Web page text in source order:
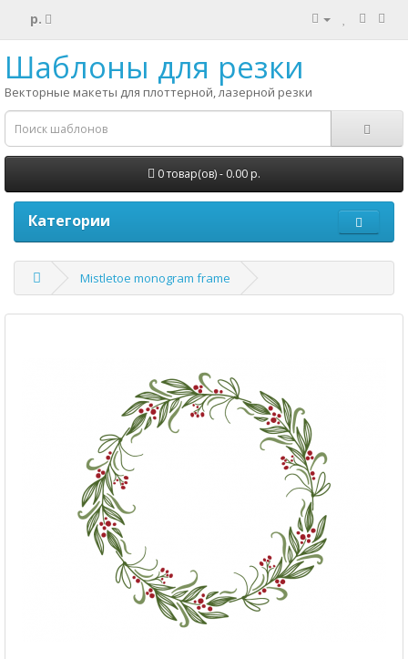
р.
Шаблоны для резки
Векторные макеты для плоттерной, лазерной резки
0 товар(ов) - 0.00 р.
Категории
Mistletoe monogram frame